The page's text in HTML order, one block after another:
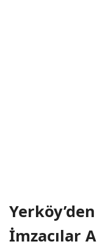
İmzacılar